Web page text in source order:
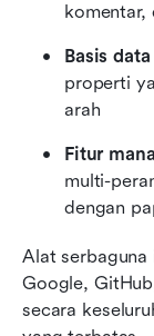
komentar,
Basis
properti
arah
Fitur
multi-
dengan
Alat
Google,
secara